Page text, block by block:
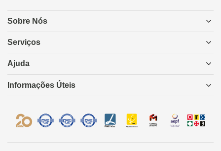
Sobre Nós
Serviços
Ajuda
Informações Úteis